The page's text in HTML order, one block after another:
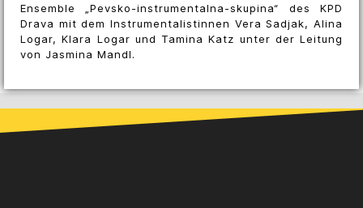
Ensemble „Pevsko-instrumentalna-skupina“ des KPD
Drava mit dem Instrumentalistinnen Vera Sadjak, Alina
Logar, Klara Logar und Tamina Katz unter der Leitung
von Jasmina Mandl.